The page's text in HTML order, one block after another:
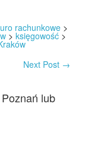
rachunkowe >
> księgowość >
Next Post →
lub